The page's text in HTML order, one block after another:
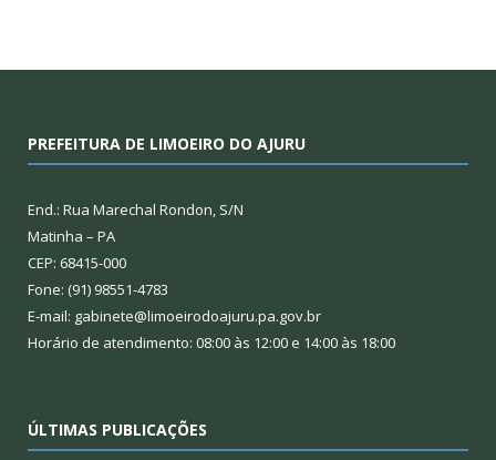
PREFEITURA DE LIMOEIRO DO AJURU
End.: Rua Marechal Rondon, S/N
Matinha – PA
CEP: 68415-000
Fone: (91) 98551-4783
E-mail: gabinete@limoeirodoajuru.pa.gov.br
Horário de atendimento: 08:00 às 12:00 e 14:00 às 18:00
ÚLTIMAS PUBLICAÇÕES